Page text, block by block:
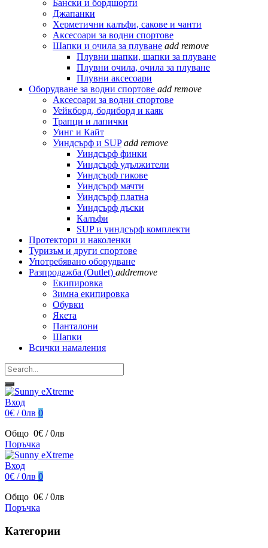
Бански и бордшорти
Джапанки
Херметични калъфи, сакове и чанти
Аксесоари за водни спортове
Шапки и очила за плуване add remove
Плувни шапки, шапки за плуване
Плувни очила, очила за плуване
Плувни аксесоари
Оборудване за водни спортове add remove
Аксесоари за водни спортове
Уейкборд, бодиборд и каяк
Трапци и лапички
Уинг и Кайт
Уиндсърф и SUP add remove
Уиндсърф финки
Уиндсърф удължители
Уиндсърф гикове
Уиндсърф мачти
Уиндсърф платна
Уиндсърф дъски
Калъфи
SUP и уиндсърф комплекти
Протектори и наколенки
Туризъм и други спортове
Употребявано оборудване
Разпродажба (Outlet) addremove
Екипировка
Зимна екипировка
Обувки
Якета
Панталони
Шапки
Всички намаления
Вход
0€ / 0лв 0
Общо 0€ / 0лв
Поръчка
Вход
0€ / 0лв 0
Общо 0€ / 0лв
Поръчка
Категории